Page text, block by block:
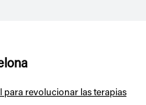
para revolucionar las terapias